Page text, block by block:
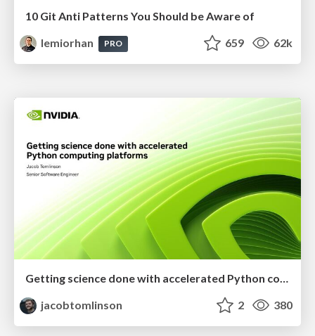
10 Git Anti Patterns You Should be Aware of
lemiorhan
PRO 659 62k
Getting science done with accelerated Python computing platforms
jacobtomlinson
2 380